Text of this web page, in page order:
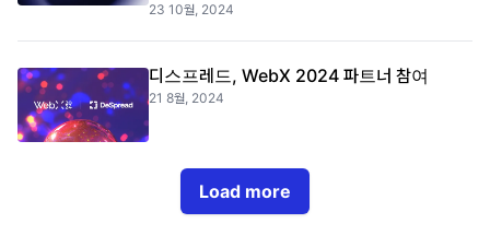
23 10월, 2024
디스프레드, WebX 2024 파트너 참여
21 8월, 2024
Load more